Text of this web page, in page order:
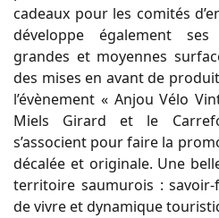
cadeaux pour les comités
développe également
grandes et moyennes
des mises en avant de
l’évènement « Anjou Vélo
Miels Girard et le
s’associent pour faire la
décalée et originale. Une
territoire saumurois :
de vivre et dynamique